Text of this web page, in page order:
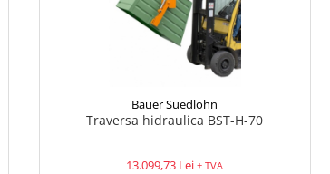
Bauer Suedlohn
Traversa hidraulica BST-H-70
13.099,73 Lei + TVA